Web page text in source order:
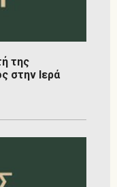
της
στην Ιερά